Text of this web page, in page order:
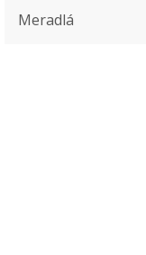
Meradlá